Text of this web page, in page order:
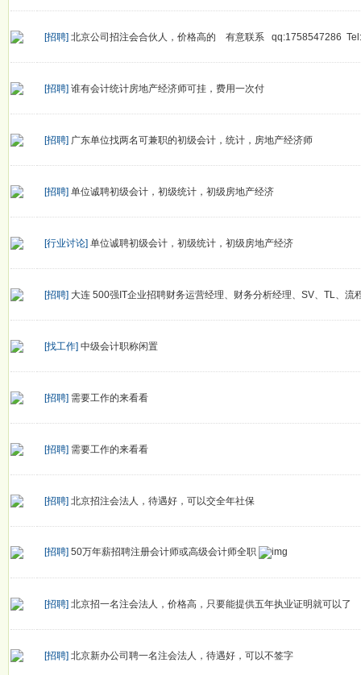
[招聘] 北京公司招注会合伙人，价格高的 有意联系 qq:1758547286
[招聘] 谁有会计统计房地产经济师可挂，费用一次付
[招聘] 广东单位找两名可兼职的初级会计，统计，房地产经济师
[招聘] 单位诚聘初级会计，初级统计，初级房地产经济
[行业讨论] 单位诚聘初级会计，初级统计，初级房地产经济
[招聘] 大连 500强IT企业招聘财务运营经理、财务分析经理、SV、TL、流
[找工作] 中级会计职称闲置
[招聘] 需要工作的来看看
[招聘] 需要工作的来看看
[招聘] 北京招注会法人，待遇好，可以交全年社保
[招聘] 50万年薪招聘注册会计师或高级会计师全职
[招聘] 北京招一名注会法人，价格高，只要能提供五年执业证明就可以了
[招聘] 北京新办公司聘一名注会法人，待遇好，可以不签字